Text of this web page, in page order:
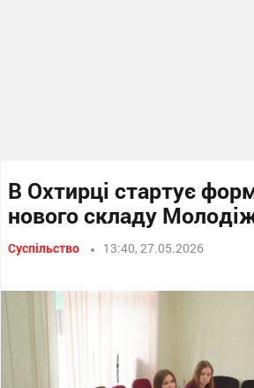
В Охтирці стартує
нового складу
Суспільство 13:40, 27.05.2026